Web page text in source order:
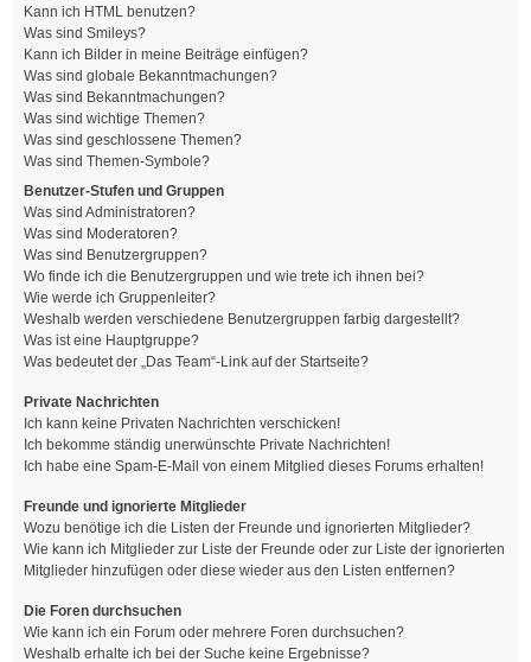
Kann ich HTML benutzen?
Was sind Smileys?
Kann ich Bilder in meine Beiträge einfügen?
Was sind globale Bekanntmachungen?
Was sind Bekanntmachungen?
Was sind wichtige Themen?
Was sind geschlossene Themen?
Was sind Themen-Symbole?
Benutzer-Stufen und Gruppen
Was sind Administratoren?
Was sind Moderatoren?
Was sind Benutzergruppen?
Wo finde ich die Benutzergruppen und wie trete ich ihnen bei?
Wie werde ich Gruppenleiter?
Weshalb werden verschiedene Benutzergruppen farbig dargestellt?
Was ist eine Hauptgruppe?
Was bedeutet der „Das Team“-Link auf der Startseite?
Private Nachrichten
Ich kann keine Privaten Nachrichten verschicken!
Ich bekomme ständig unerwünschte Private Nachrichten!
Ich habe eine Spam-E-Mail von einem Mitglied dieses Forums erhalten!
Freunde und ignorierte Mitglieder
Wozu benötige ich die Listen der Freunde und ignorierten Mitglieder?
Wie kann ich Mitglieder zur Liste der Freunde oder zur Liste der ignorierten
Mitglieder hinzufügen oder diese wieder aus den Listen entfernen?
Die Foren durchsuchen
Wie kann ich ein Forum oder mehrere Foren durchsuchen?
Weshalb erhalte ich bei der Suche keine Ergebnisse?